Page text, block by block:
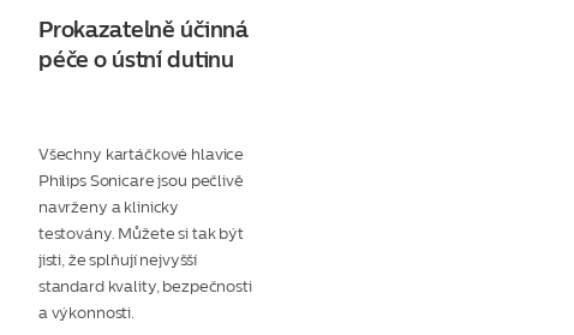
Prokazatelně účinná
péče o ústní dutinu
Všechny kartáčkové hlavice
Philips Sonicare jsou pečlivě
navrženy a klinicky
testovány. Můžete si tak být
jisti, že splňují nejvyšší
standard kvality, bezpečnosti
a výkonnosti.